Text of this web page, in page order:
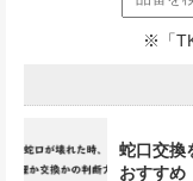
※「
蛇口交換
おすすめ